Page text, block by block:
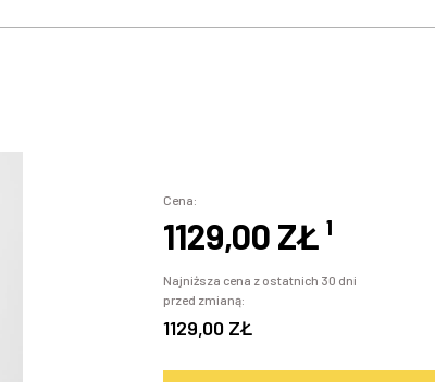
Cena:
1129,00 ZŁ¹
Najniższa cena z ostatnich 30 dni
przed zmianą:
1129,00 ZŁ